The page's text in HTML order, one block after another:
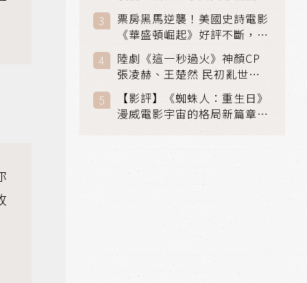
聯手攻克身世之謎
票房黑馬逆襲！美國史詩電影
《華盛頓崛起》好評不斷，輾
壓《玩具總動員5》、《超少
女》
陸劇《這一秒過火》神顏CP
張凌赫、王楚然 民初亂世、
家仇國難也要大談禁忌叔嫂戀
【影評】《蜘蛛人：重生日》
漫威電影宇宙的格局新篇章，